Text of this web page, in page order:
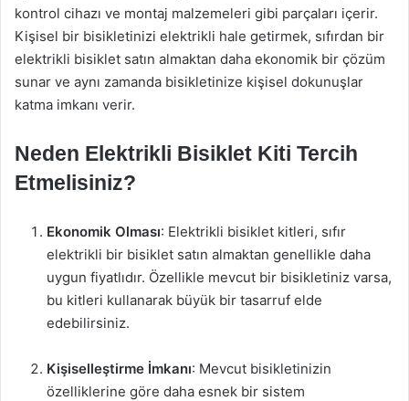
kontrol cihazı ve montaj malzemeleri gibi parçaları içerir.
Kişisel bir bisikletinizi elektrikli hale getirmek, sıfırdan bir
elektrikli bisiklet satın almaktan daha ekonomik bir çözüm
sunar ve aynı zamanda bisikletinize kişisel dokunuşlar
katma imkanı verir.
Neden Elektrikli Bisiklet Kiti Tercih
Etmelisiniz?
Ekonomik Olması: Elektrikli bisiklet kitleri, sıfır
elektrikli bir bisiklet satın almaktan genellikle daha
uygun fiyatlıdır. Özellikle mevcut bir bisikletiniz varsa,
bu kitleri kullanarak büyük bir tasarruf elde
edebilirsiniz.
Kişiselleştirme İmkanı: Mevcut bisikletinizin
özelliklerine göre daha esnek bir sistem